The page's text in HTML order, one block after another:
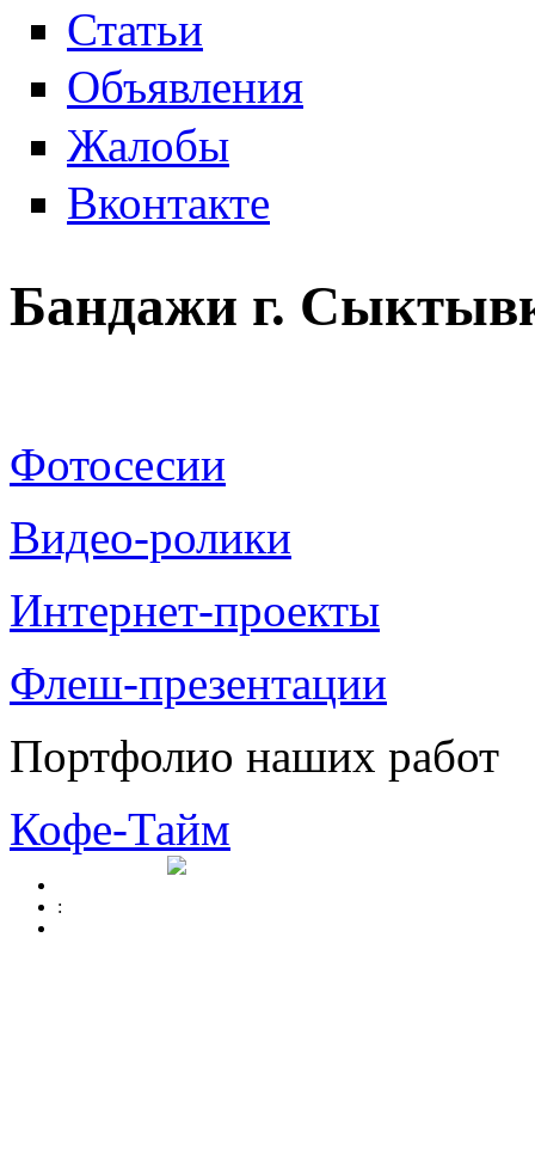
Статьи
Объявления
Жалобы
Вконтакте
Бандажи г.
Фотосесии
Видео-ролики
Интернет-проекты
Флеш-презентации
Портфолио наших работ
Кофе-Тайм
: